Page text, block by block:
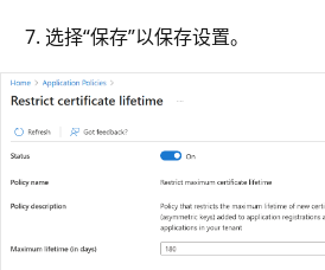
选择“保存”以保存设置。